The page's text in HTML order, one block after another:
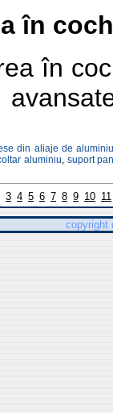
în
în
din aliaje de aluminiu
aluminiu, suport
3 4 5 6 7 8 9 10 11
copyright